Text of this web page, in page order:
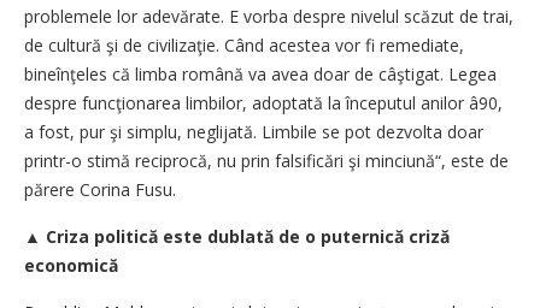
problemele lor adevărate. E vorba despre nivelul scăzut de trai,
de cultură şi de civilizaţie. Când acestea vor fi remediate,
bineînţeles că limba română va avea doar de câştigat. Legea
despre funcţionarea limbilor, adoptată la începutul anilor â90,
a fost, pur şi simplu, neglijată. Limbile se pot dezvolta doar
printr-o stimă reciprocă, nu prin falsificări şi minciună“, este de
părere Corina Fusu.
▲ Criza politică este dublată de o puternică criză
economică